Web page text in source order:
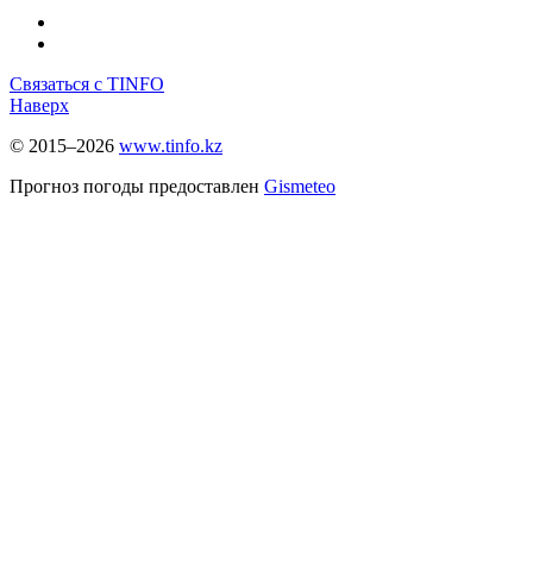
Связаться с TINFO
Наверх
© 2015–2026 www.tinfo.kz
Прогноз погоды предоставлен Gismeteo